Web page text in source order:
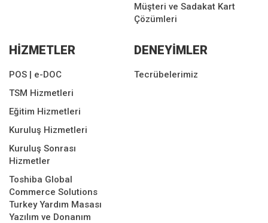
Müşteri ve Sadakat Kart
Çözümleri
HİZMETLER
POS | e-DOC
TSM Hizmetleri
Eğitim Hizmetleri
Kuruluş Hizmetleri
Kuruluş Sonrası
Hizmetler
Toshiba Global
Commerce Solutions
Turkey Yardım Masası
Yazılım ve Donanım
DENEYİMLER
Tecrübelerimiz